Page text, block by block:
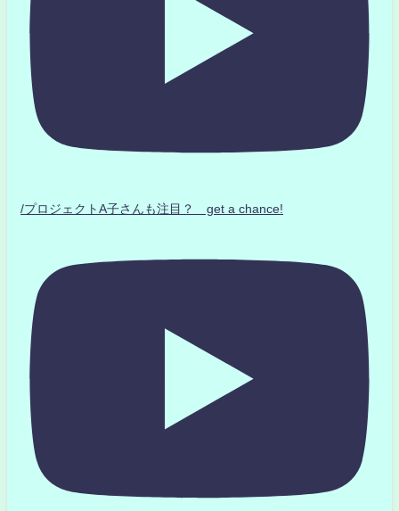
/プロジェクトA子さんも注目？ get a chance!